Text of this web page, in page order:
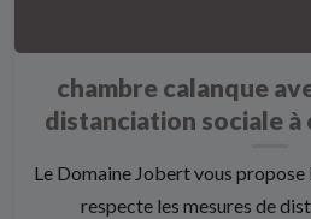
chambre calanque
distanciation sociale à
Le Domaine Jobert vous propose
respecte les mesures de